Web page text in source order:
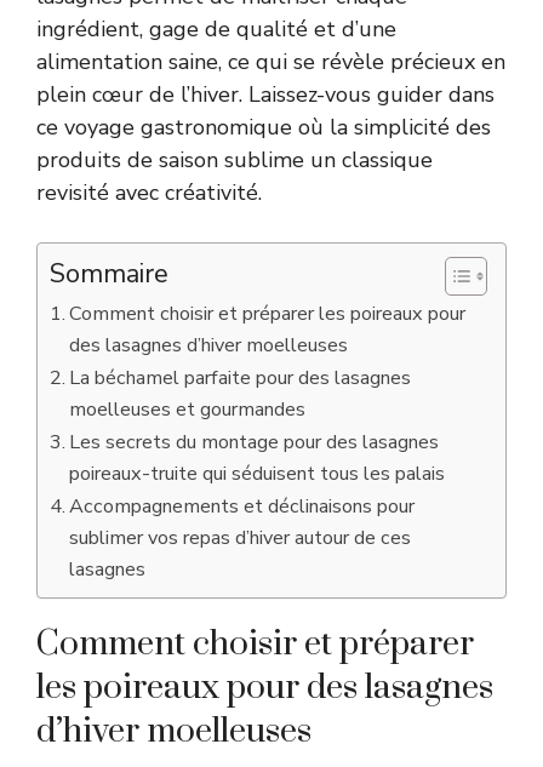
ingrédient, gage de qualité et d’une
alimentation saine, ce qui se révèle précieux en
plein cœur de l’hiver. Laissez-vous guider dans
ce voyage gastronomique où la simplicité des
produits de saison sublime un classique
revisité avec créativité.
Sommaire
Comment choisir et préparer les poireaux pour
des lasagnes d’hiver moelleuses
La béchamel parfaite pour des lasagnes
moelleuses et gourmandes
Les secrets du montage pour des lasagnes
poireaux-truite qui séduisent tous les palais
Accompagnements et déclinaisons pour
sublimer vos repas d’hiver autour de ces
lasagnes
Comment choisir et préparer
les poireaux pour des lasagnes
d’hiver moelleuses